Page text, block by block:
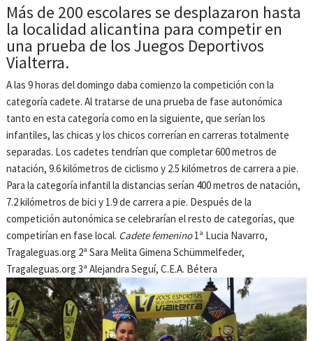
Más de 200 escolares se desplazaron hasta
la localidad alicantina para competir en
una prueba de los Juegos Deportivos
Vialterra.
A las 9 horas del domingo daba comienzo la competición con la
categoría cadete. Al tratarse de una prueba de fase autonómica
tanto en esta categoría como en la siguiente, que serían los
infantiles, las chicas y los chicos correrían en carreras totalmente
separadas. Los cadetes tendrían que completar 600 metros de
natación, 9.6 kilómetros de ciclismo y 2.5 kilómetros de carrera a pie.
Para la categoría infantil la distancias serían 400 metros de natación,
7.2 kilómetros de bici y 1.9 de carrera a pie. Después de la
competición autonómica se celebrarían el resto de categorías, que
competirían en fase local. Cadete femenino1ª Lucia Navarro,
Tragaleguas.org 2ª Sara Melita Gimena Schümmelfeder,
Tragaleguas.org 3ª Alejandra Seguí, C.E.A. Bétera